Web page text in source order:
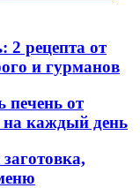
2 рецепта от
и гурманов
от
каждый день